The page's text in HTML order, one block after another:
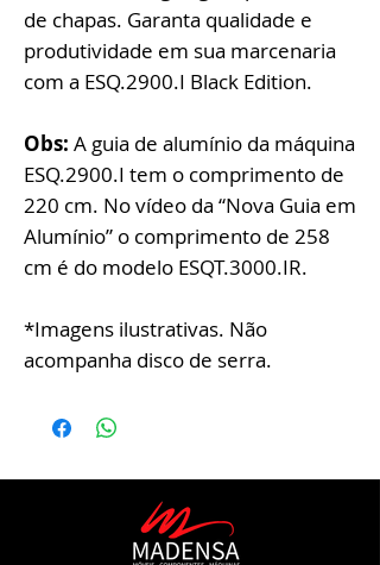
de chapas. Garanta qualidade e
produtividade em sua marcenaria
com a ESQ.2900.I Black Edition.
Obs: A guia de alumínio da máquina
ESQ.2900.I tem o comprimento de
220 cm. No vídeo da “Nova Guia em
Alumínio” o comprimento de 258
cm é do modelo ESQT.3000.IR.
*Imagens ilustrativas. Não
acompanha disco de serra.